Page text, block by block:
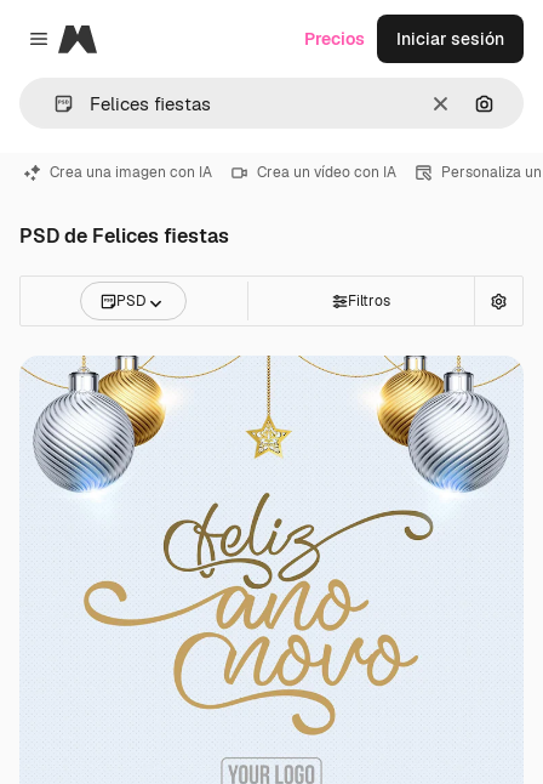
Close menu
Magnific
Borrar
Precios Iniciar sesión
Crea una imagen con IA Crea un vídeo con IA Personaliza
PSD de Felices fiestas
PSD Filtros